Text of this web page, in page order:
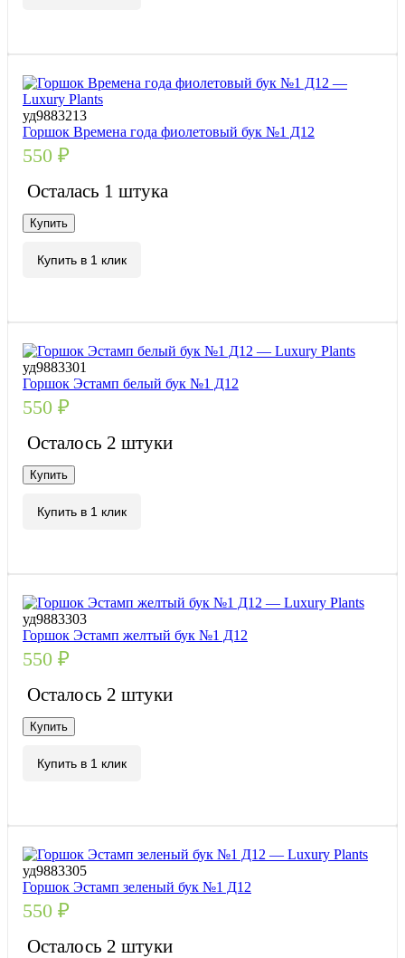
уд9883213
Горшок Времена года фиолетовый бук №1 Д12
550 ₽
Осталась 1 штука
Купить
Купить в 1 клик
уд9883301
Горшок Эстамп белый бук №1 Д12
550 ₽
Осталось 2 штуки
Купить
Купить в 1 клик
уд9883303
Горшок Эстамп желтый бук №1 Д12
550 ₽
Осталось 2 штуки
Купить
Купить в 1 клик
уд9883305
Горшок Эстамп зеленый бук №1 Д12
550 ₽
Осталось 2 штуки